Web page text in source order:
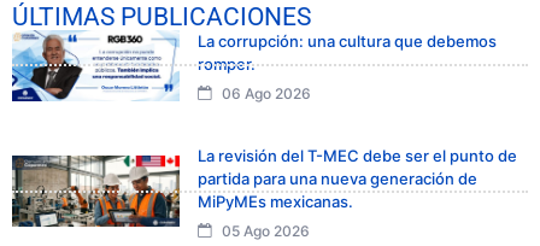
ÚLTIMAS PUBLICACIONES
La corrupción: una cultura que debemos
romper.
06 Ago 2026
La revisión del T-MEC debe ser el punto de
partida para una nueva generación de
MiPyMEs mexicanas.
05 Ago 2026